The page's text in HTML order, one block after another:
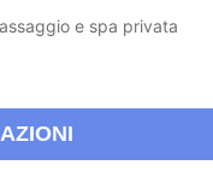
e spa privata